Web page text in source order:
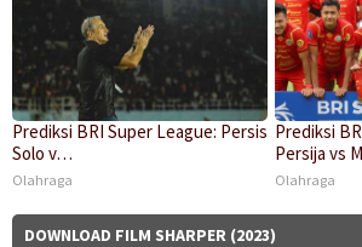
Prediksi BRI Super League: Persis
Solo v…
Olahraga
Prediksi
Persija vs
Olahraga
DOWNLOAD FILM SHARPER (2023)